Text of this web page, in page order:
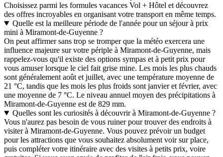
Choisissez parmi les formules vacances Vol + Hôtel et découvrez
des offres incroyables en organisant votre transport en même temps.
Quelle est la meilleure période de l'année pour un séjour à prix
mini à Miramont-de-Guyenne ?
On peut affirmer sans trop se tromper que la météo exercera une
influence majeure sur votre périple à Miramont-de-Guyenne, mais
rappelez-vous qu'il existe des options sympas et à petit prix pour
vous amuser lorsque le ciel fait grise mine. Les mois les plus chauds
sont généralement août et juillet, avec une température moyenne de
21 °C, tandis que les mois les plus froids sont janvier et février, avec
une moyenne de 7 °C. Le niveau annuel moyen des précipitations à
Miramont-de-Guyenne est de 829 mm.
Quelles sont les curiosités à découvrir à Miramont-de-Guyenne ?
Vous n'aurez pas besoin de vous ruiner pour trouver des endroits à
visiter à Miramont-de-Guyenne. Vous pouvez prévoir un budget
pour les attractions que vous souhaitez absolument voir sur place,
puis compléter votre itinéraire avec des visites à petits prix, voire